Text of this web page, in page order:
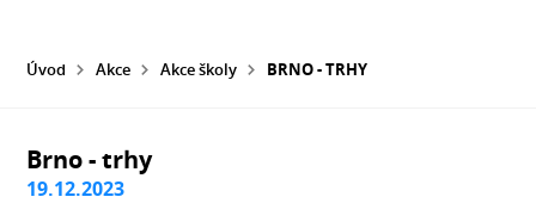
Úvod Akce Akce školy BRNO - TRHY
Brno - trhy
19.12.2023